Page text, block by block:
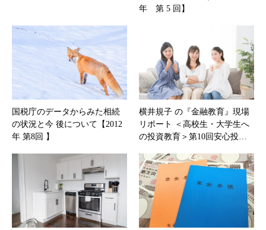
年 第 5 回】
国税庁のデータからみた相続
の状況と今 後について【2012
年 第8回 】
横井規子 の『金融教育』現場
リポート ＜高校生・大学生へ
の投資教育＞第10回安心投…